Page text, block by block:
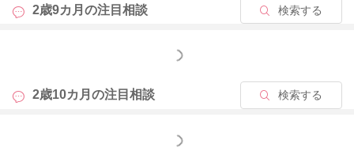
2歳9カ月の注目相談 検索する
もっと見る
2歳10カ月の注目相談 検索する
もっと見る